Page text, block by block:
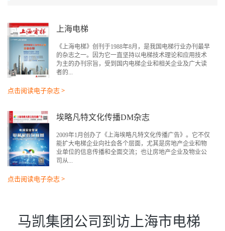
上海电梯
《上海电梯》创刊于1988年8月，是我国电梯行业办刊最早
的杂志之一。因为它一直坚持以电梯技术理论和应用技术
为主的办刊宗旨，受到国内电梯企业和相关企业及广大读
者的...
点击阅读电子杂志 >
埃略凡特文化传播DM杂志
2009年1月创办了《上海埃略凡特文化传播广告》。它不仅
能扩大电梯企业向社会各个层面，尤其是房地产企业和物
业单位的信息传播和全面交流；也让房地产企业及物业公
司从...
点击阅读电子杂志 >
马凯集团公司到访上海市电梯